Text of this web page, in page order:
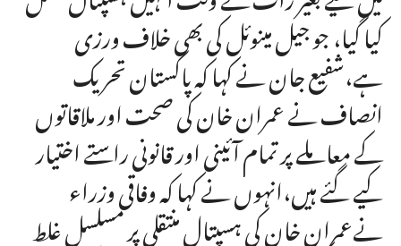
کیا گیا، جو جیل مینوئل کی بھی خلاف ورزی
ہے،شفیع جان نے کہا کہ پاکستان تحریک
انصاف نے عمران خان کی صحت اور ملاقاتوں
کے معاملے پر تمام آئینی اور قانونی راستے اختیار
کیے گئے ہیں،انہوں نے کہا کہ وفاقی وزراء
نےعمران خان کی ہسپتال منتقلی پر مسلسل غلط